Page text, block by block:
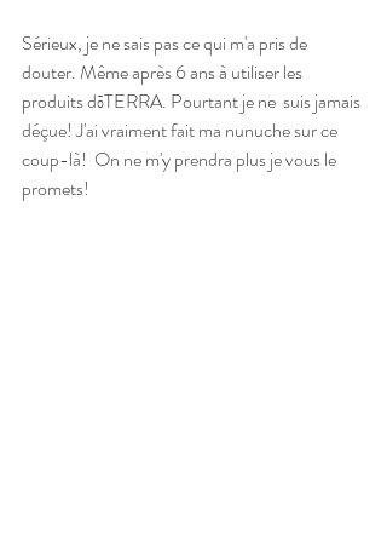
Sérieux, je ne sais pas ce qui m'a pris de
douter. Même après 6 ans à utiliser les
produits dōTERRA. Pourtant je ne  suis jamais
déçue! J'ai vraiment fait ma nunuche sur ce
coup-là!  On ne m'y prendra plus je vous le
promets!